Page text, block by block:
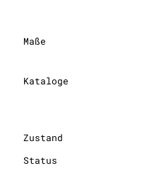
Maße
Kataloge
Zustand
Status